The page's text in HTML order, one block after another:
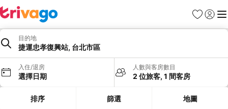
收藏夾
登入 選
目的地
捷運忠孝復興站, 台北市區
入住/退房
選擇日期
人數與客房數目
2 位旅客, 1 間客房
排序 篩選 地圖